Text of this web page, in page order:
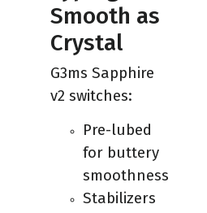
Smooth as
Crystal
G3ms Sapphire
v2 switches:
Pre-lubed
for buttery
smoothness
Stabilizers